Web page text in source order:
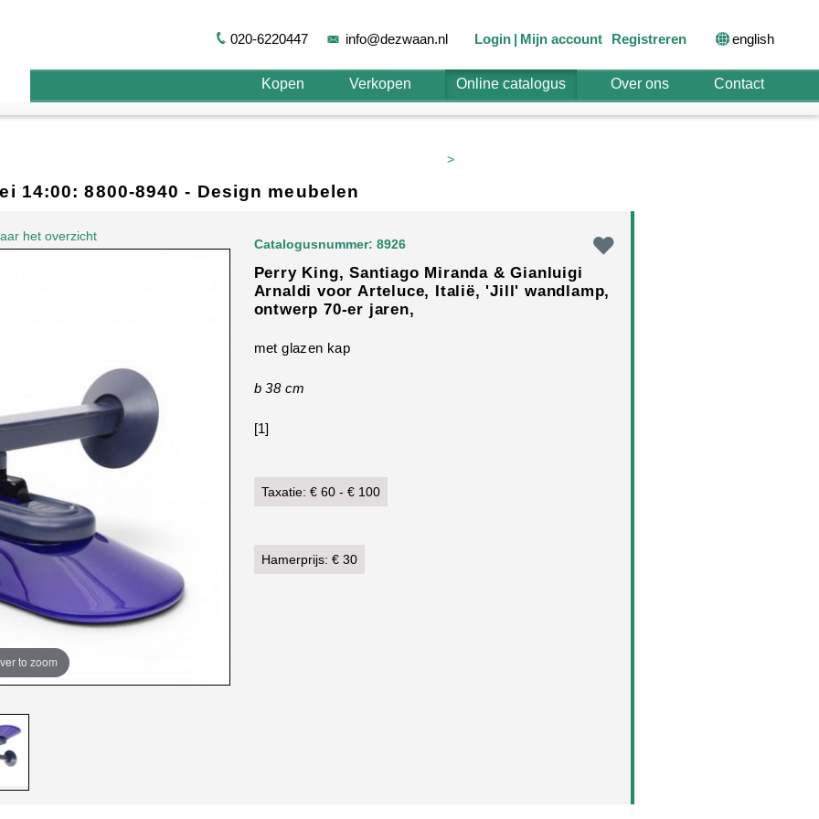
020-6220447 info@dezwaan.nl Login Mijn account Registreren english
Kopen Verkopen Online catalogus Over ons Contact
>
14:00: 8800-8940 - Design meubelen
het overzicht
to zoom
Catalogusnummer: 8926
Perry King, Santiago Miranda & Gianluigi
Arnaldi voor Arteluce, Italië, 'Jill' wandlamp,
ontwerp 70-er jaren,
met glazen kap
b 38 cm
[1]
Taxatie: € 60 - € 100
Hamerprijs: € 30